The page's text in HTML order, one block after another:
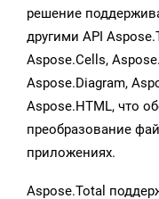
решение
другими API
Aspose.Cells,
Aspose.Diagram,
Aspose.HTML, что
преобразование
приложениях.
Aspose.Total